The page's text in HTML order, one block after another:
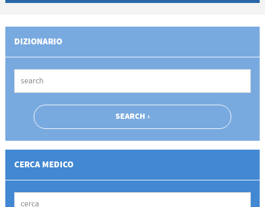
DIZIONARIO
CERCA MEDICO